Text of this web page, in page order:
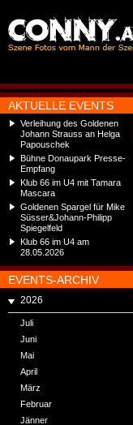
AKTUELLE EVENTS
Verleihung des Goldenen
Johann Strauss an Helga
Papouschek
Bühne Donaupark Presse-
Empfang
Klub 66 im U4 mit Tamara
Mascara
Goldenen Spargel für Mike
Süsser&Johann-Philipp
Spiegelfeld
Klub 66 im U4 am
28.05.2026
EVENTS-ARCHIV
2026
Juli
Juni
Mai
April
März
Februar
Jänner